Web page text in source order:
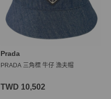
Prada
PRADA 三角標 牛仔 漁夫帽
TWD 10,502